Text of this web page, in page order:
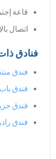
قاعة
اتصال
فنادق
فندق
فندق
فندق
فندق